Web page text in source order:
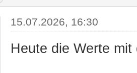
15.07.2026, 16:30
Heute die Werte mit